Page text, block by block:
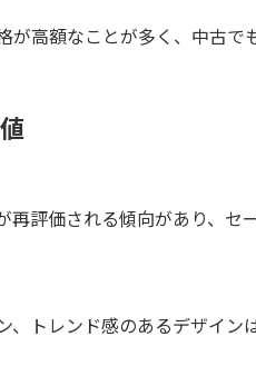
高額なことが多く、中古で
評価される傾向があり、セ
トレンド感のあるデザイン